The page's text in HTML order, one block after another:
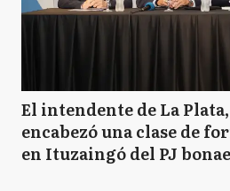
El intendente de La
encabezó una clase de
en Ituzaingó del PJ